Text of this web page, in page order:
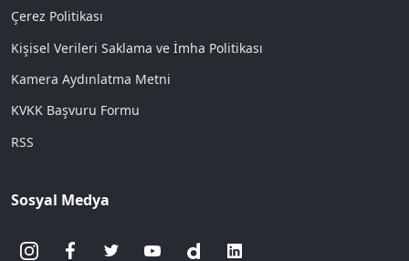
Çerez Politikası
Kişisel Verileri Saklama ve İmha Politikası
Kamera Aydınlatma Metni
KVKK Başvuru Formu
RSS
Sosyal Medya